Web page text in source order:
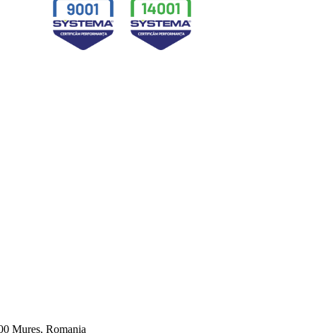
Mures, Romania